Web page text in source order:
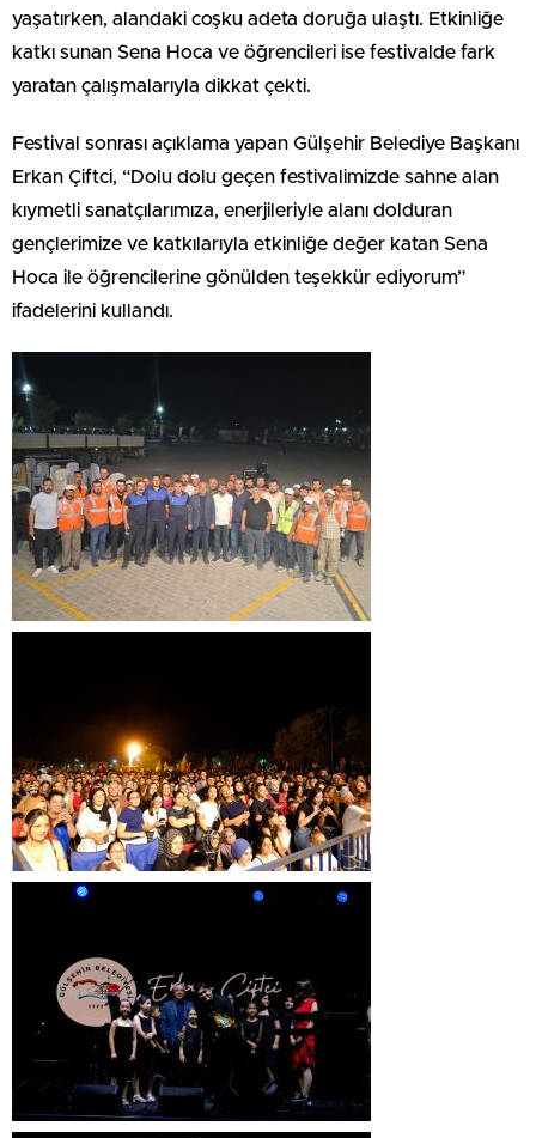
yaşatırken, alandaki coşku adeta doruğa ulaştı. Etkinliğe
katkı sunan Sena Hoca ve öğrencileri ise festivalde fark
yaratan çalışmalarıyla dikkat çekti.
Festival sonrası açıklama yapan Gülşehir Belediye Başkanı
Erkan Çiftci, “Dolu dolu geçen festivalimizde sahne alan
kıymetli sanatçılarımıza, enerjileriyle alanı dolduran
gençlerimize ve katkılarıyla etkinliğe değer katan Sena
Hoca ile öğrencilerine gönülden teşekkür ediyorum”
ifadelerini kullandı.